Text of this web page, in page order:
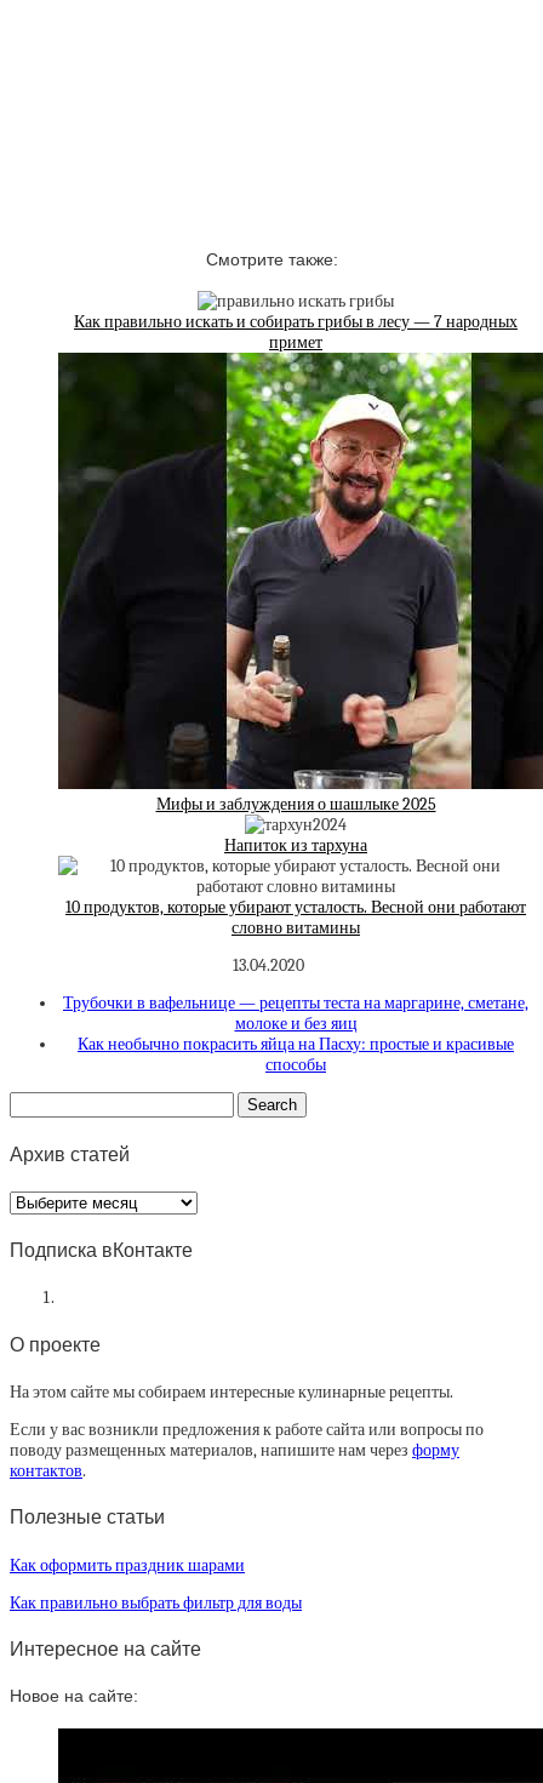
Смотрите также:
Как правильно искать и собирать грибы в лесу — 7 народных
примет
Мифы и заблуждения о шашлыке 2025
Напиток из тархуна
10 продуктов, которые убирают усталость. Весной они работают
словно витамины
13.04.2020
Трубочки в вафельнице — рецепты теста на маргарине, сметане,
молоке и без яиц
Как необычно покрасить яйца на Пасху: простые и красивые
способы
Архив статей
Архив
статей
Подписка вКонтакте
О проекте
На этом сайте мы собираем интересные кулинарные рецепты.
Если у вас возникли предложения к работе сайта или вопросы по
поводу размещенных материалов, напишите нам через форму
контактов.
Полезные статьи
Как оформить праздник шарами
Как правильно выбрать фильтр для воды
Интересное на сайте
Новое на сайте: